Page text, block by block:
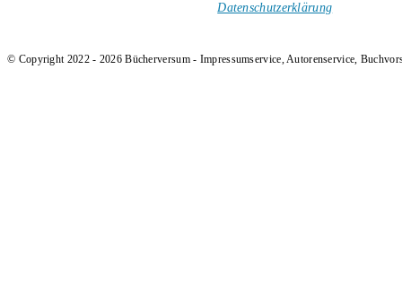
Datenschutzerklärung
© Copyright 2022 - 2026 Bücherversum - Impressumservice, Autorenservice,